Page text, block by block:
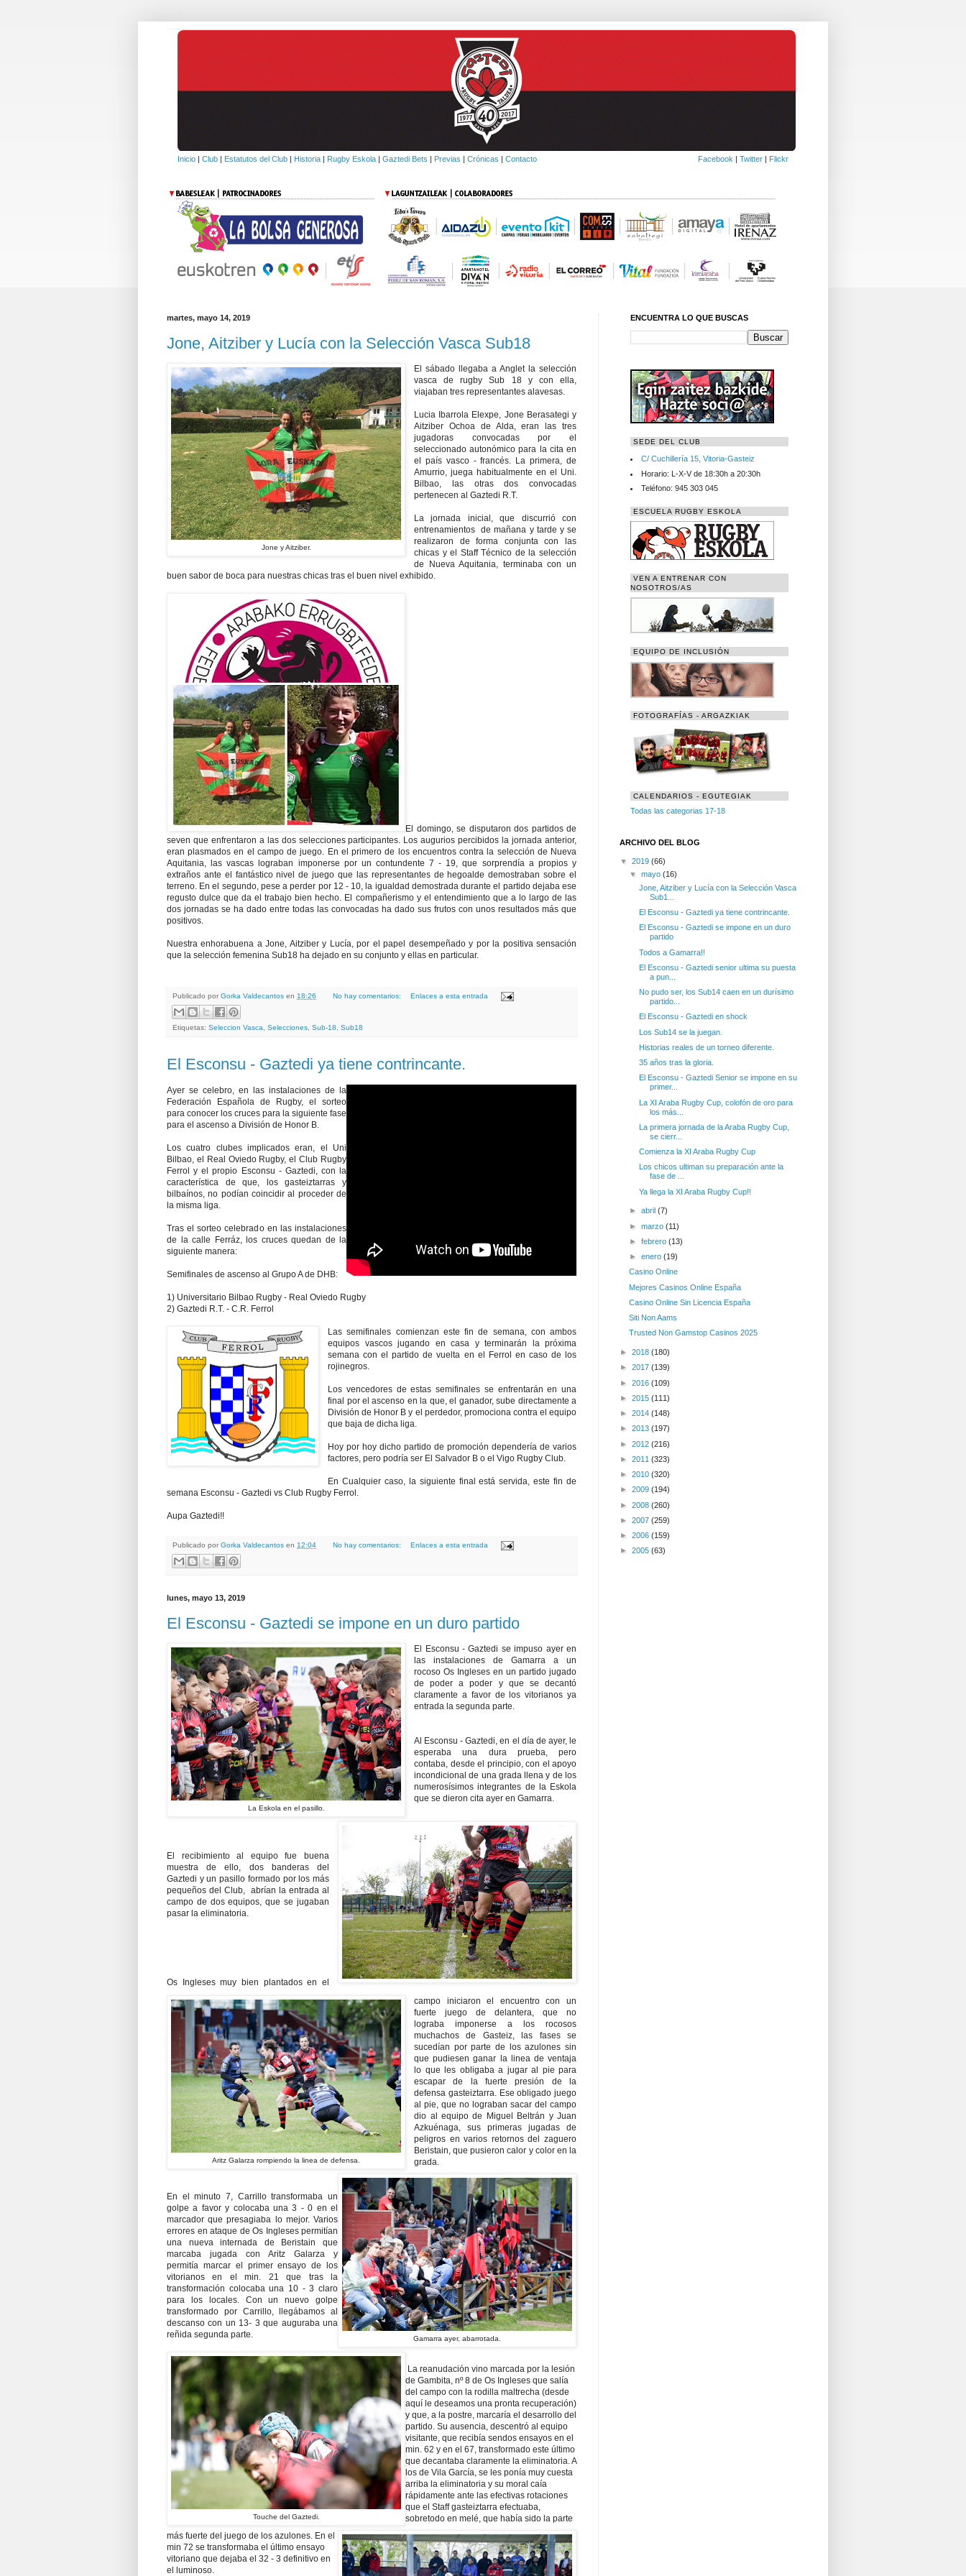
Inicio | Club | Estatutos del Club | Historia | Rugby Eskola | Gaztedi Bets | Previas | Crónicas | Contacto Facebook | Twitter | Flickr
martes, mayo 14, 2019
Jone, Aitziber y Lucía con la Selección Vasca Sub18
Jone y Aitziber.
El sábado llegaba a Anglet la selección
vasca de rugby Sub 18 y con ella,
viajaban tres representantes alavesas.
Lucia Ibarrola Elexpe, Jone Berasategi y
Aitziber Ochoa de Alda, eran las tres
jugadoras convocadas por el
seleccionado autonómico para la cita en
el país vasco - francés. La primera, de
Amurrio, juega habitualmente en el Uni.
Bilbao, las otras dos convocadas
pertenecen al Gaztedi R.T.
La jornada inicial, que discurrió con
entrenamientos de mañana y tarde y se
realizaron de forma conjunta con las
chicas y el Staff Técnico de la selección
de Nueva Aquitania, terminaba con un
buen sabor de boca para nuestras chicas tras el buen nivel exhibido.
El domingo, se disputaron dos partidos de
seven que enfrentaron a las dos selecciones participantes. Los augurios percibidos la jornada anterior,
eran plasmados en el campo de juego. En el primero de los encuentros contra la selección de Nueva
Aquitania, las vascas lograban imponerse por un contundente 7 - 19, que sorprendía a propios y
extraños ante el fantástico nivel de juego que las representantes de hegoalde demostraban sobre el
terreno. En el segundo, pese a perder por 12 - 10, la igualdad demostrada durante el partido dejaba ese
regusto dulce que da el trabajo bien hecho. El compañerismo y el entendimiento que a lo largo de las
dos jornadas se ha dado entre todas las convocadas ha dado sus frutos con unos resultados más que
positivos.
Nuestra enhorabuena a Jone, Aitziber y Lucía, por el papel desempeñado y por la positiva sensación
que la selección femenina Sub18 ha dejado en su conjunto y ellas en particular.
Publicado por Gorka Valdecantos en 18:26 No hay comentarios: Enlaces a esta entrada
Etiquetas: Seleccion Vasca, Selecciones, Sub-18, Sub18
El Esconsu - Gaztedi ya tiene contrincante.
Ayer se celebro, en las instalaciones de la
Federación Española de Rugby, el sorteo
para conocer los cruces para la siguiente fase
para el ascenso a División de Honor B.
Los cuatro clubes implicados eran, el Uni
Bilbao, el Real Oviedo Rugby, el Club Rugby
Ferrol y el propio Esconsu - Gaztedi, con la
característica de que, los gasteiztarras y
bilbaínos, no podían coincidir al proceder de
la misma liga.
Tras el sorteo celebrado en las instalaciones
de la calle Ferráz, los cruces quedan de la
siguiente manera:
Semifinales de ascenso al Grupo A de DHB:
1) Universitario Bilbao Rugby - Real Oviedo Rugby
2) Gaztedi R.T. - C.R. Ferrol
Las semifinales comienzan este fin de semana, con ambos
equipos vascos jugando en casa y terminarán la próxima
semana con el partido de vuelta en el Ferrol en caso de los
rojinegros.
Los vencedores de estas semifinales se enfrentarán en una
final por el ascenso en la que, el ganador, sube directamente a
División de Honor B y el perdedor, promociona contra el equipo
que baja de dicha liga.
Hoy por hoy dicho partido de promoción dependería de varios
factores, pero podría ser El Salvador B o el Vigo Rugby Club.
En Cualquier caso, la siguiente final está servida, este fin de
semana Esconsu - Gaztedi vs Club Rugby Ferrol.
Aupa Gaztedi!!
Publicado por Gorka Valdecantos en 12:04 No hay comentarios: Enlaces a esta entrada
lunes, mayo 13, 2019
El Esconsu - Gaztedi se impone en un duro partido
La Eskola en el pasillo.
El Esconsu - Gaztedi se impuso ayer en
las instalaciones de Gamarra a un
rocoso Os Ingleses en un partido jugado
de poder a poder y que se decantó
claramente a favor de los vitorianos ya
entrada la segunda parte.
Al Esconsu - Gaztedi, en el día de ayer, le
esperaba una dura prueba, pero
contaba, desde el principio, con el apoyo
incondicional de una grada llena y de los
numerosísimos integrantes de la Eskola
que se dieron cita ayer en Gamarra.
El recibimiento al equipo fue buena
muestra de ello, dos banderas del
Gaztedi y un pasillo formado por los más
pequeños del Club, abrían la entrada al
campo de dos equipos, que se jugaban
pasar la eliminatoria.
Aritz Galarza rompiendo la linea de defensa.
Os Ingleses muy bien plantados en el
campo iniciaron el encuentro con un
fuerte juego de delantera, que no
lograba imponerse a los rocosos
muchachos de Gasteiz, las fases se
sucedían por parte de los azulones sin
que pudiesen ganar la linea de ventaja
lo que les obligaba a jugar al pie para
escapar de la fuerte presión de la
defensa gasteiztarra. Ese obligado juego
al pie, que no lograban sacar del campo
dio al equipo de Miguel Beltrán y Juan
Azkuénaga, sus primeras jugadas de
peligros en varios retornos del zaguero
Beristain, que pusieron calor y color en la
grada.
Gamarra ayer, abarrotada.
En el minuto 7, Carrillo transformaba un
golpe a favor y colocaba una 3 - 0 en el
marcador que presagiaba lo mejor. Varios
errores en ataque de Os Ingleses permitían
una nueva internada de Beristain que
marcaba jugada con Aritz Galarza y
permitía marcar el primer ensayo de los
vitorianos en el min. 21 que tras la
transformación colocaba una 10 - 3 claro
para los locales. Con un nuevo golpe
transformado por Carrillo, llegábamos al
descanso con un 13- 3 que auguraba una
reñida segunda parte.
Touche del Gaztedi.
La reanudación vino marcada por la lesión
de Gambita, nº 8 de Os Ingleses que salía
del campo con la rodilla maltrecha (desde
aquí le deseamos una pronta recuperación)
y que, a la postre, marcaría el desarrollo del
partido. Su ausencia, descentró al equipo
visitante, que recibía sendos ensayos en el
min. 62 y en el 67, transformado este último
que decantaba claramente la eliminatoria. A
los de Vila García, se les ponía muy cuesta
arriba la eliminatoria y su moral caía
rápidamente ante las efectivas rotaciones
que el Staff gasteiztarra efectuaba,
sobretodo en melé, que había sido la parte
más fuerte del juego de los azulones. En el
min 72 se transformaba el último ensayo
vitoriano que dejaba el 32 - 3 definitivo en
el luminoso.
ENCUENTRA LO QUE BUSCAS
SEDE DEL CLUB
C/ Cuchillería 15, Vitoria-Gasteiz
Horario: L-X-V de 18:30h a 20:30h
Teléfono: 945 303 045
ESCUELA RUGBY ESKOLA
VEN A ENTRENAR CON
NOSOTROS/AS
EQUIPO DE INCLUSIÓN
FOTOGRAFÍAS - ARGAZKIAK
CALENDARIOS - EGUTEGIAK
Todas las categorias 17-18
ARCHIVO DEL BLOG
▼ 2019 (66)
▼mayo(16)
Jone, Aitziber y Lucía con la Selección Vasca
Sub1...
El Esconsu - Gaztedi ya tiene contrincante.
El Esconsu - Gaztedi se impone en un duro
partido
Todos a Gamarra!!
El Esconsu - Gaztedi senior ultima su puesta
a pun...
No pudo ser, los Sub14 caen en un durísimo
partido...
El Esconsu - Gaztedi en shock
Los Sub14 se la juegan.
Historias reales de un torneo diferente.
35 años tras la gloria.
El Esconsu - Gaztedi Senior se impone en su
primer...
La XI Araba Rugby Cup, colofón de oro para
los más...
La primera jornada de la Araba Rugby Cup,
se cierr...
Comienza la XI Araba Rugby Cup
Los chicos ultiman su preparación ante la
fase de ...
Ya llega la XI Araba Rugby Cup!!
►abril(7)
►marzo(11)
►febrero(13)
►enero(19)
Casino Online
Mejores Casinos Online España
Casino Online Sin Licencia España
Siti Non Aams
Trusted Non Gamstop Casinos 2025
► 2018 (180)
► 2017 (139)
► 2016 (109)
► 2015 (111)
► 2014 (148)
► 2013 (197)
► 2012 (216)
► 2011 (323)
► 2010 (320)
► 2009 (194)
► 2008 (260)
► 2007 (259)
► 2006 (159)
► 2005 (63)